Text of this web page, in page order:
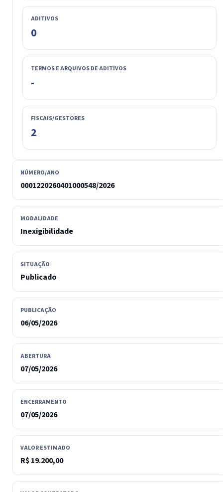
ADITIVOS
0
TERMOS E ARQUIVOS DE ADITIVOS
-
FISCAIS/GESTORES
2
NÚMERO/ANO
0001220260401000548/2026
MODALIDADE
Inexigibilidade
SITUAÇÃO
Publicado
PUBLICAÇÃO
06/05/2026
ABERTURA
07/05/2026
ENCERRAMENTO
07/05/2026
VALOR ESTIMADO
R$ 19.200,00